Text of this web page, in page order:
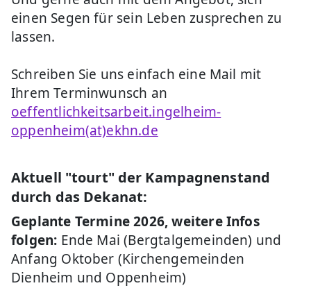
einen Segen für sein Leben zusprechen zu
lassen.
Schreiben Sie uns einfach eine Mail mit
Ihrem Terminwunsch an
oeffentlichkeitsarbeit.ingelheim-
oppenheim(at)ekhn.de
Aktuell "tourt" der Kampagnenstand
durch das Dekanat:
Geplante Termine 2026, weitere Infos
folgen: Ende Mai (Bergtalgemeinden) und
Anfang Oktober (Kirchengemeinden
Dienheim und Oppenheim)